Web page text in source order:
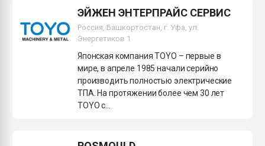
ЭЙЖЕН ЭНТЕРПРАЙС СЕРВИС
Россия, Башкортостан, г. Уфа, ул.
Энергетиков 1
Японская компания TOYO – первые в
мире, в апреле 1985 начали серийно
производить полностью электрические
ТПА. На протяжении более чем 30 лет
TOYO с...